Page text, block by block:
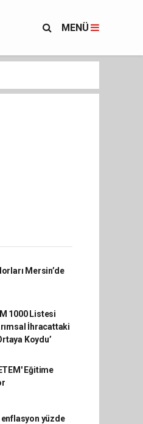
MENÜ
Mersin’de
1000 Listesi
İhracattaki
Koydu’
Eğitime
enflasyon yüzde